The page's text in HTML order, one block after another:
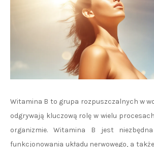
Witamina B to grupa rozpuszczalnych w
odgrywają kluczową rolę w wielu
organizmie. Witamina B jest niezbędna
funkcjonowania układu nerwowego, a